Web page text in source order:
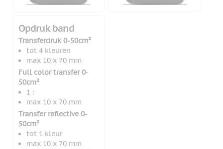
Opdruk band
Transferdruk 0-50cm²
tot 4 kleuren
max 10 x 70 mm
Full color transfer 0-
50cm²
1 :
max 10 x 70 mm
Transfer reflective 0-
50cm²
tot 1 kleur
max 10 x 70 mm